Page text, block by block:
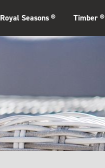
Royal Seasons ® Timber ®